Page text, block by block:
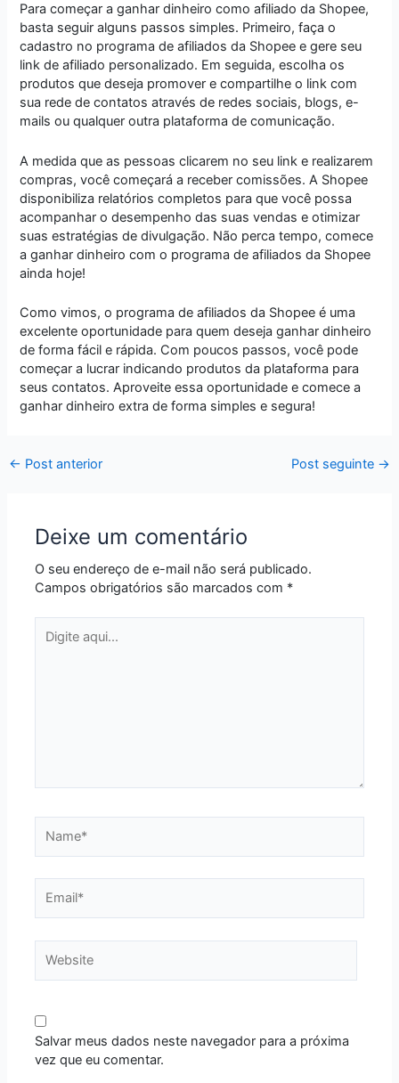
Para começar a ganhar dinheiro como afiliado da Shopee,
basta seguir alguns passos simples. Primeiro, faça o
cadastro no programa de afiliados da Shopee e gere seu
link de afiliado personalizado. Em seguida, escolha os
produtos que deseja promover e compartilhe o link com
sua rede de contatos através de redes sociais, blogs, e-
mails ou qualquer outra plataforma de comunicação.
A medida que as pessoas clicarem no seu link e realizarem
compras, você começará a receber comissões. A Shopee
disponibiliza relatórios completos para que você possa
acompanhar o desempenho das suas vendas e otimizar
suas estratégias de divulgação. Não perca tempo, comece
a ganhar dinheiro com o programa de afiliados da Shopee
ainda hoje!
Como vimos, o programa de afiliados da Shopee é uma
excelente oportunidade para quem deseja ganhar dinheiro
de forma fácil e rápida. Com poucos passos, você pode
começar a lucrar indicando produtos da plataforma para
seus contatos. Aproveite essa oportunidade e comece a
ganhar dinheiro extra de forma simples e segura!
← Post anterior Post seguinte →
Deixe um comentário
O seu endereço de e-mail não será publicado.
Campos obrigatórios são marcados com *
aqui...
Salvar meus dados neste navegador para a próxima
vez que eu comentar.